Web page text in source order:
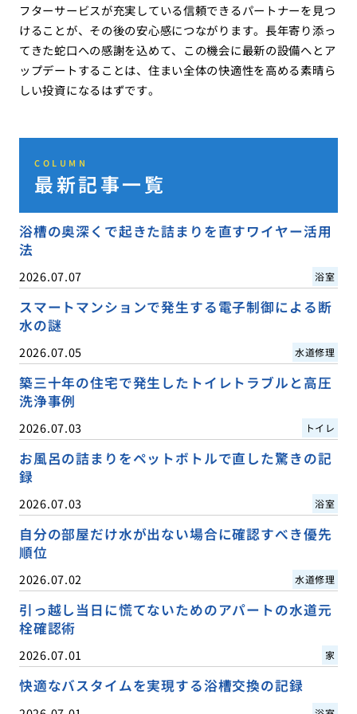
フターサービスが充実している信頼できるパートナーを見つ
けることが、その後の安心感につながります。長年寄り添っ
てきた蛇口への感謝を込めて、この機会に最新の設備へとア
ップデートすることは、住まい全体の快適性を高める素晴ら
しい投資になるはずです。
COLUMN
最新記事一覧
浴槽の奥深くで起きた詰まりを直すワイヤー活用
法
2026.07.07 浴室
スマートマンションで発生する電子制御による断
水の謎
2026.07.05 水道修理
築三十年の住宅で発生したトイレトラブルと高圧
洗浄事例
2026.07.03 トイレ
お風呂の詰まりをペットボトルで直した驚きの記
録
2026.07.03 浴室
自分の部屋だけ水が出ない場合に確認すべき優先
順位
2026.07.02 水道修理
引っ越し当日に慌てないためのアパートの水道元
栓確認術
2026.07.01 家
快適なバスタイムを実現する浴槽交換の記録